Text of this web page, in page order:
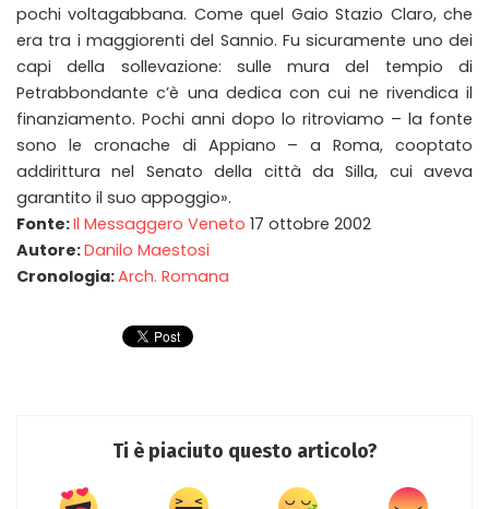
pochi voltagabbana. Come quel Gaio Stazio Claro, che
era tra i maggiorenti del Sannio. Fu sicuramente uno dei
capi della sollevazione: sulle mura del tempio di
Petrabbondante c’è una dedica con cui ne rivendica il
finanziamento. Pochi anni dopo lo ritroviamo – la fonte
sono le cronache di Appiano – a Roma, cooptato
addirittura nel Senato della città da Silla, cui aveva
garantito il suo appoggio».
Fonte:Il Messaggero Veneto 17 ottobre 2002
Autore:Danilo Maestosi
Cronologia:Arch. Romana
Ti è piaciuto questo articolo?